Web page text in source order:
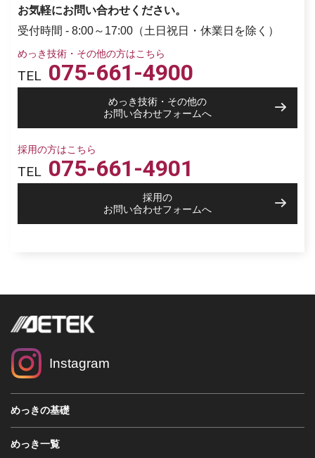
お気軽にお問い合わせください。
受付時間 - 8:00～17:00（土日祝日・休業日を除く）
めっき技術・その他の方はこちら
TEL 075-661-4900
めっき技術・その他の
お問い合わせフォームへ
採用の方はこちら
TEL 075-661-4901
採用の
お問い合わせフォームへ
Instagram
めっきの基礎
めっき一覧